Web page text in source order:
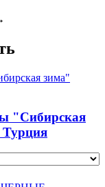
"Сибирская
Турция